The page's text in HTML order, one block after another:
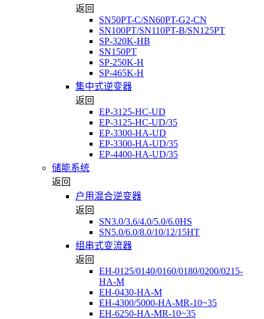
返回
SN50PT-C/SN60PT-G2-CN
SN100PT/SN110PT-B/SN125PT
SP-320K-HB
SN150PT
SP-250K-H
SP-465K-H
集中式逆变器
返回
EP-3125-HC-UD
EP-3125-HC-UD/35
EP-3300-HA-UD
EP-3300-HA-UD/35
EP-4400-HA-UD/35
储能系统
返回
户用混合逆变器
返回
SN3.0/3.6/4.0/5.0/6.0HS
SN5.0/6.0/8.0/10/12/15HT
组串式变流器
返回
EH-0125/0140/0160/0180/0200/0215-
HA-M
EH-0430-HA-M
EH-4300/5000-HA-MR-10~35
EH-6250-HA-MR-10~35